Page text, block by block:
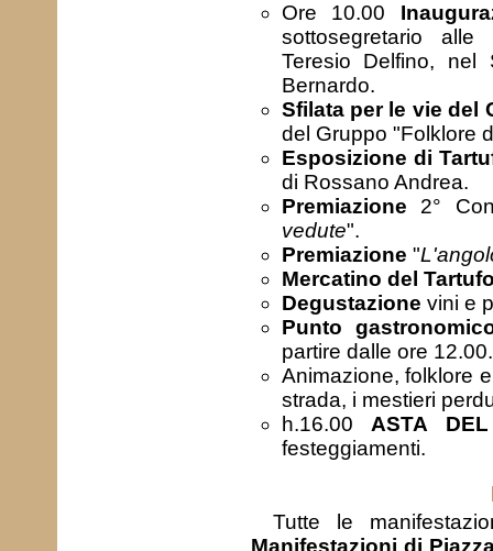
Ore 10.00
sottosegretario alle
Teresio Delfino, nel
Bernardo.
Sfilata per le vie del
del Gruppo "Folklore
Esposizione di
di Rossano Andrea.
Premiazione 2°
vedute".
Premiazione "
Mercatino del
Degustazione vini e
Punto
partire dalle ore 12.00.
Animazione, folklore
strada, i mestieri
h.16.00 ASTA
festeggiamenti.
Tutte le
Manifestazioni di